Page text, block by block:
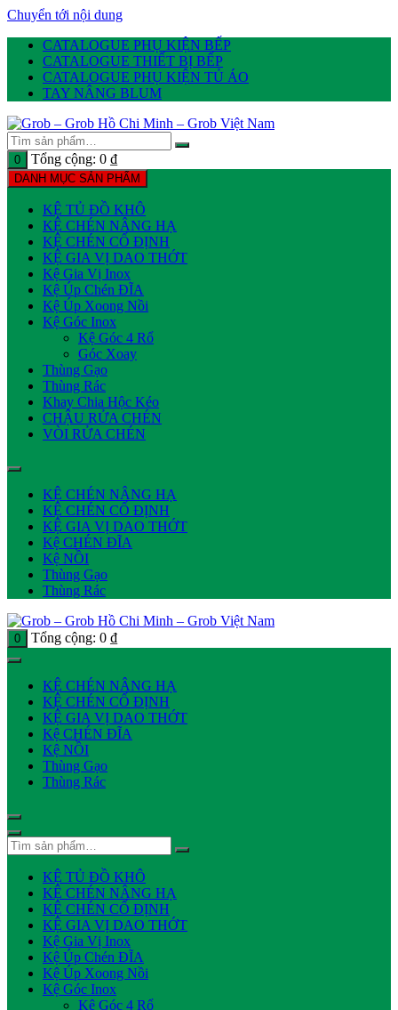
Chuyển tới nội dung
CATALOGUE PHỤ KIỆN BẾP
CATALOGUE THIẾT BỊ BẾP
CATALOGUE PHỤ KIỆN TỦ ÁO
TAY NÂNG BLUM
0 Tổng cộng: 0 ₫
DANH MỤC SẢN PHẨM
KỆ TỦ ĐỒ KHÔ
KỆ CHÉN NÂNG HẠ
KỆ CHÉN CỐ ĐỊNH
KỆ GIA VỊ DAO THỚT
Kệ Gia Vị Inox
Kệ Úp Chén ĐĨA
Kệ Úp Xoong Nồi
Kệ Góc Inox
Kệ Góc 4 Rổ
Góc Xoay
Thùng Gạo
Thùng Rác
Khay Chia Hộc Kéo
CHẬU RỬA CHÉN
VÒI RỬA CHÉN
KỆ CHÉN NÂNG HẠ
KỆ CHÉN CỐ ĐỊNH
KỆ GIA VỊ DAO THỚT
Kệ CHÉN ĐĨA
Kệ NỒI
Thùng Gạo
Thùng Rác
0 Tổng cộng: 0 ₫
KỆ CHÉN NÂNG HẠ
KỆ CHÉN CỐ ĐỊNH
KỆ GIA VỊ DAO THỚT
Kệ CHÉN ĐĨA
Kệ NỒI
Thùng Gạo
Thùng Rác
KỆ TỦ ĐỒ KHÔ
KỆ CHÉN NÂNG HẠ
KỆ CHÉN CỐ ĐỊNH
KỆ GIA VỊ DAO THỚT
Kệ Gia Vị Inox
Kệ Úp Chén ĐĨA
Kệ Úp Xoong Nồi
Kệ Góc Inox
Kệ Góc 4 Rổ